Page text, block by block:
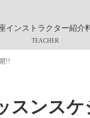
インストラクター紹介
!!
スンス